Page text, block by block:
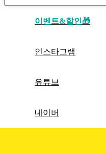
이벤트&할인🎁
인스타그램
유튜브
네이버